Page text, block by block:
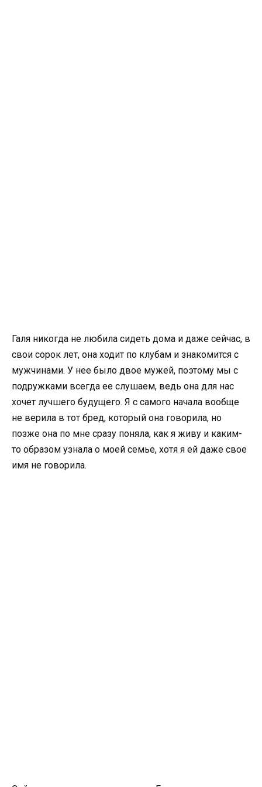
Галя никогда не любила сидеть дома и даже сейчас, в
свои сорок лет, она ходит по клубам и знакомится с
мужчинами. У нее было двое мужей, поэтому мы с
подружками всегда ее слушаем, ведь она для нас
хочет лучшего будущего. Я с самого начала вообще
не верила в тот бред, который она говорила, но
позже она по мне сразу поняла, как я живу и каким-
то образом узнала о моей семье, хотя я ей даже свое
имя не говорила.